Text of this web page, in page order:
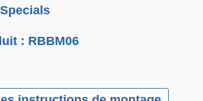
: RBBM06